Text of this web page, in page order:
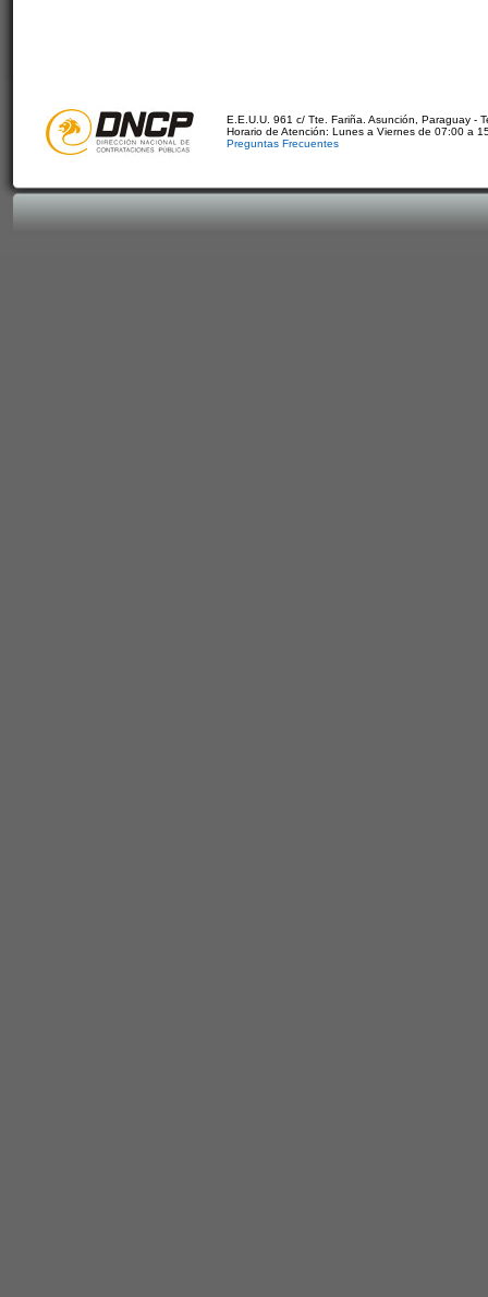
E.E.U.U. 961 c/ Tte. Fariña. Asunción, Paraguay -
Horario de Atención: Lunes a Viernes de 07:00 a
Preguntas Frecuentes